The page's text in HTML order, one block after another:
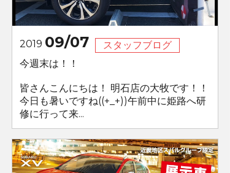
2019 09/07
スタッフブログ
今週末は！！
皆さんこんにちは！ 明石店の大牧です！！
今日も暑いですね((+_+))午前中に姫路へ研
修に行って来...